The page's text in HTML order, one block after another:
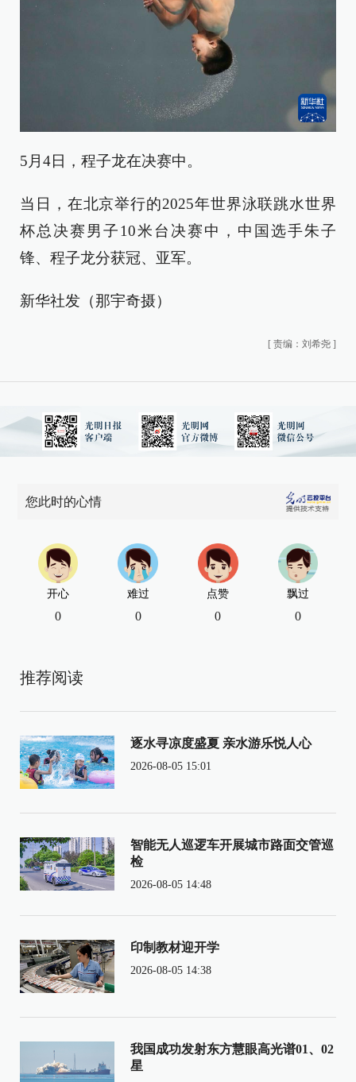
5月4日，程子龙在决赛中。
当日，在北京举行的2025年世界泳联跳水世界
杯总决赛男子10米台决赛中，中国选手朱子
锋、程子龙分获冠、亚军。
新华社发（那宇奇摄）
[ 责编：刘希尧 ]
您此时的心情
开心
0
难过
0
点赞
0
飘过
0
推荐阅读
逐水寻凉度盛夏 亲水游乐悦人心
2026-08-05 15:01
智能无人巡逻车开展城市路面交管巡
检
2026-08-05 14:48
印制教材迎开学
2026-08-05 14:38
我国成功发射东方慧眼高光谱01、02
星